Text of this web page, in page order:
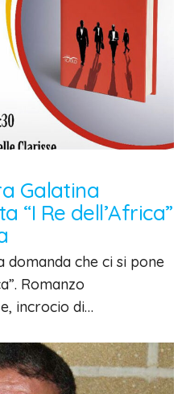
Galatina
“I Re dell’Africa”
domanda che ci si pone
Romanzo
incrocio di…